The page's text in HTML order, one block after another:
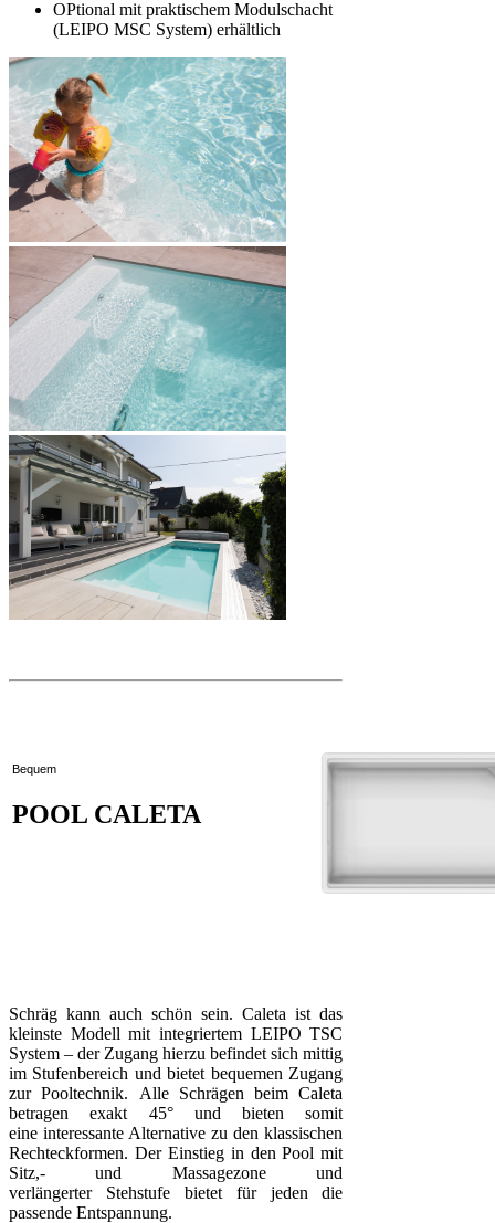
OPtional mit praktischem Modulschacht
(LEIPO MSC System) erhältlich
Bequem
POOL CALETA
Schräg kann auch schön sein. Caleta ist das
kleinste Modell mit integriertem LEIPO TSC
System – der Zugang hierzu befindet sich mittig
im Stufenbereich und bietet bequemen Zugang
zur Pooltechnik. Alle Schrägen beim Caleta
betragen exakt 45° und bieten somit
eine interessante Alternative zu den klassischen
Rechteckformen. Der Einstieg in den Pool mit
Sitz,- und Massagezone und
verlängerter Stehstufe bietet für jeden die
passende Entspannung.